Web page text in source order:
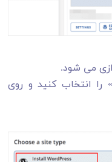
می شود.
انتخاب کنید و روی